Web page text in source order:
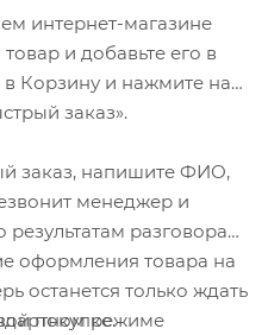
интернет-магазине
и добавьте его в
Корзину и нажмите на
заказ».
заказ, напишите ФИО,
менеджер и
результатам разговора
оформления товара на
останется только ждать
покупке.режиме